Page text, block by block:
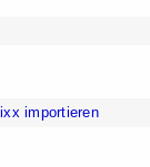
importieren